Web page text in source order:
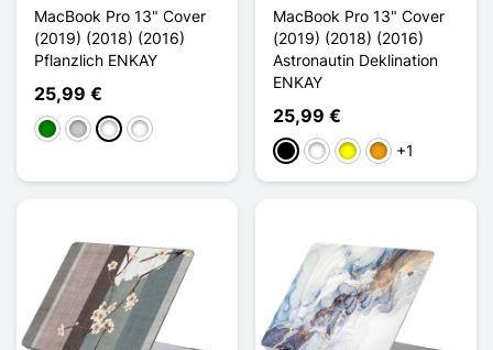
MacBook Pro 13" Cover
(2019) (2018) (2016)
Pflanzlich ENKAY
25,99 €
GrünTransparent
Vert Foncé
Aquarelle
MacBook Pro 13" Cover
(2019) (2018) (2016)
Astronautin Deklination
ENKAY
25,99 €
Schwarz
WeißGelbOrange
+1